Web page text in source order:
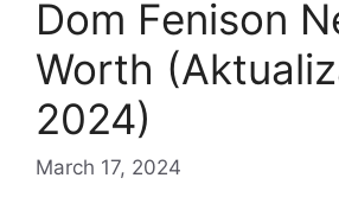
Dom Fenison
Worth
2024)
March 17, 2024